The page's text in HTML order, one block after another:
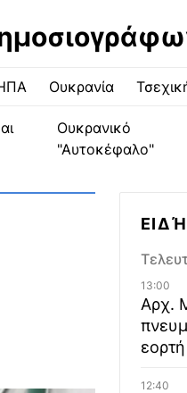
Ουκρανία
Ουκρανικό
"Αυτοκέφαλο"
13:00
Αρχ.
εορτή
12:40